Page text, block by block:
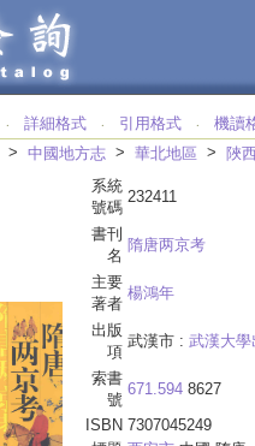
‧ 詳細格式 ‧ 引用格式 ‧
機讀
> 中國地方志 > 華北地區 > 陜
系統
號碼
232411
書刊
名
隋唐两京考
主要
著者
楊鴻年
出版
項
武漢市 : 武漢大學
索書
號
671.594 8627
ISBN 7307045249